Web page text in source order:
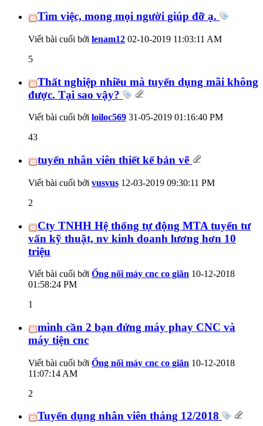
Tìm việc, mong mọi người giúp đỡ ạ.
Viết bài cuối bởi lenam12 02-10-2019 11:03:11 AM
5
Thất nghiệp nhiều mà tuyển dụng mãi không
được. Tại sao vậy?
Viết bài cuối bởi loiloc569 31-05-2019 01:16:40 PM
43
tuyển nhân viên thiết kế bản vẽ
Viết bài cuối bởi vusvus 12-03-2019 09:30:11 PM
2
Cty TNHH Hệ thống tự động MTA tuyển tư
vấn kỹ thuật, nv kinh doanh lương hơn 10
triệu
Viết bài cuối bởi Ống nối máy cnc co giãn 10-12-2018
01:58:24 PM
1
mình cần 2 bạn đứng máy phay CNC và
máy tiện cnc
Viết bài cuối bởi Ống nối máy cnc co giãn 10-12-2018
11:07:14 AM
2
Tuyển dụng nhân viên tháng 12/2018